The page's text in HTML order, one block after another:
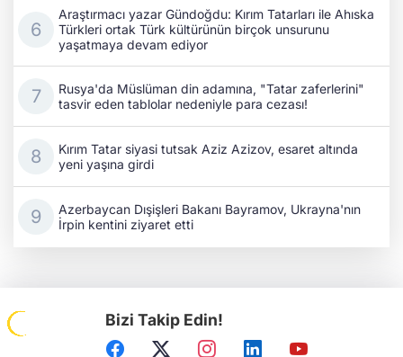
Araştırmacı yazar Gündoğdu: Kırım Tatarları ile Ahıska
Türkleri ortak Türk kültürünün birçok unsurunu
yaşatmaya devam ediyor
Rusya'da Müslüman din adamına, "Tatar zaferlerini"
tasvir eden tablolar nedeniyle para cezası!
Kırım Tatar siyasi tutsak Aziz Azizov, esaret altında
yeni yaşına girdi
Azerbaycan Dışişleri Bakanı Bayramov, Ukrayna'nın
İrpin kentini ziyaret etti
Bizi Takip Edin!